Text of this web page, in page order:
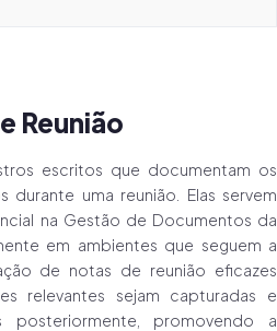
Reunião
escritos que documentam os
uma reunião. Elas servem
na Gestão de Documentos da
em ambientes que seguem a
de notas de reunião eficazes
relevantes sejam capturadas e
posteriormente, promovendo a